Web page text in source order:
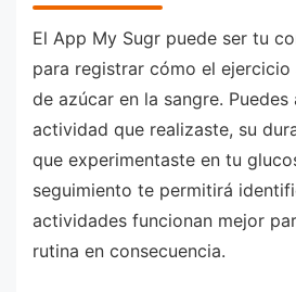
El App My Sugr puede ser tu
para registrar cómo el
de azúcar en la sangre.
actividad que realizaste, su
que experimentaste en tu
seguimiento te permitirá
actividades funcionan mejor
rutina en consecuencia.